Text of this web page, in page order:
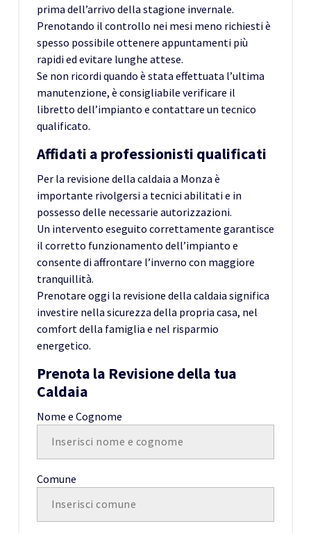
prima dell’arrivo della stagione invernale.
Prenotando il controllo nei mesi meno richiesti è
spesso possibile ottenere appuntamenti più
rapidi ed evitare lunghe attese.
Se non ricordi quando è stata effettuata l’ultima
manutenzione, è consigliabile verificare il
libretto dell’impianto e contattare un tecnico
qualificato.
Affidati a professionisti qualificati
Per la revisione della caldaia a Monza è
importante rivolgersi a tecnici abilitati e in
possesso delle necessarie autorizzazioni.
Un intervento eseguito correttamente garantisce
il corretto funzionamento dell’impianto e
consente di affrontare l’inverno con maggiore
tranquillità.
Prenotare oggi la revisione della caldaia significa
investire nella sicurezza della propria casa, nel
comfort della famiglia e nel risparmio
energetico.
Prenota la Revisione della tua
Caldaia
Nome e Cognome
Comune